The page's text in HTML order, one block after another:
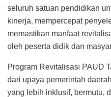
seluruh satuan pendidikan
kinerja, mempercepat
memastikan manfaat
oleh peserta didik dan
Program Revitalisasi PAUD
dari upaya pemerintah
yang lebih inklusif, bermutu,